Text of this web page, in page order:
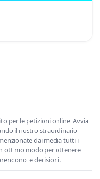
per le petizioni online. Avvia
il nostro straordinario
dai media tutti i
ottimo modo per ottenere
le decisioni.